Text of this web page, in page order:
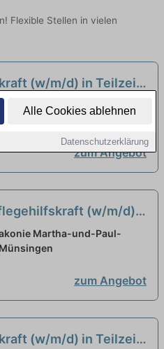
Alle Cookies ablehnen
Datenschutzerklärung
Flexible Stellen in vielen
(w/m/d) in Teilzeit
Martha-und-Paul-
zum Angebot
(w/m/d)
60 %) - mitWIRken!
Martha-und-Paul-
zum Angebot
(w/m/d) in Teilzeit